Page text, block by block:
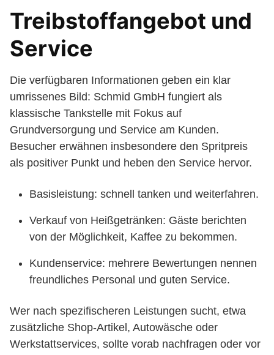
Treibstoffangebot und
Service
Die verfügbaren Informationen geben ein klar
umrissenes Bild: Schmid GmbH fungiert als
klassische Tankstelle mit Fokus auf
Grundversorgung und Service am Kunden.
Besucher erwähnen insbesondere den Spritpreis
als positiver Punkt und heben den Service hervor.
Basisleistung: schnell tanken und weiterfahren.
Verkauf von Heißgetränken: Gäste berichten
von der Möglichkeit, Kaffee zu bekommen.
Kundenservice: mehrere Bewertungen nennen
freundliches Personal und guten Service.
Wer nach spezifischeren Leistungen sucht, etwa
zusätzliche Shop-Artikel, Autowäsche oder
Werkstattservices, sollte vorab nachfragen oder vor